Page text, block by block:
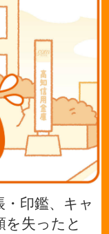
印鑑、キャ
を失ったと